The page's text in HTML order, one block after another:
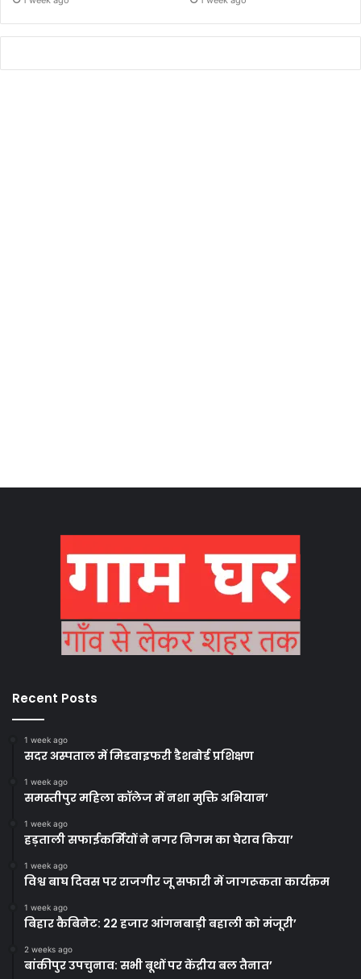
Recent Posts
1 week ago
सदर अस्पताल में मिडवाइफरी डैशबोर्ड प्रशिक्षण
1 week ago
समस्तीपुर महिला कॉलेज में नशा मुक्ति अभियान’
1 week ago
हड़ताली सफाईकर्मियों ने नगर निगम का घेराव किया’
1 week ago
विश्व बाघ दिवस पर राजगीर जू सफारी में जागरूकता कार्यक्रम
1 week ago
बिहार कैबिनेट: 22 हजार आंगनबाड़ी बहाली को मंजूरी’
2 weeks ago
बांकीपुर उपचुनाव: सभी बूथों पर केंद्रीय बल तैनात’